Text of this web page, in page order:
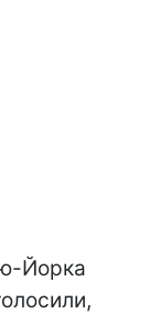
Йорка